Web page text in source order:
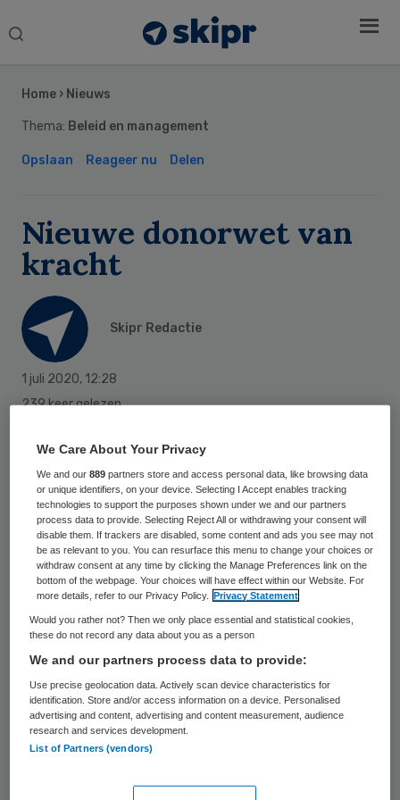
Search
Home › Nieuws
Thema: Beleid en management
Opslaan Reageer nu Delen
Nieuwe donorwet van
kracht
Skipr Redactie
1 juli 2020, 12:28
239 keer gelezen
Vanaf woensdag is de veelbesproken
nieuwe donorwet van kracht. Door de wet
worden mensen die zelf geen keuze maken
om al dan niet donor te worden, in het
Donorregister aangemerkt als mensen die
‘geen bezwaar’ hebben tegen donatie na
hun overlijden.
Vanwege de coronacrisis krijgen mensen
wel langer de tijd om hun keuze te maken,
zo bleek in mei al. Pas aan het einde van het
jaar, drie maanden later dan oorspronkelijk
Sidebar
We Care About Your Privacy
We and our889 partners store and access personal data, like browsing data
or unique identifiers, on your device. Selecting I Accept enables tracking
technologies to support the purposes shown under we and our partners
process data to provide. Selecting Reject All or withdrawing your consent will
disable them. If trackers are disabled, some content and ads you see may not
be as relevant to you. You can resurface this menu to change your choices or
withdraw consent at any time by clicking the Manage Preferences link on the
bottom of the webpage. Your choices will have effect within our Website. For
more details, refer to our Privacy Policy.
Privacy Statement
Would you rather not? Then we only place essential and statistical cookies,
these do not record any data about you as a person
We and our partners process data to provide:
Use precise geolocation data. Actively scan device characteristics for
identification. Store and/or access information on a device. Personalised
advertising and content, advertising and content measurement, audience
research and services development.
List of Partners (vendors)